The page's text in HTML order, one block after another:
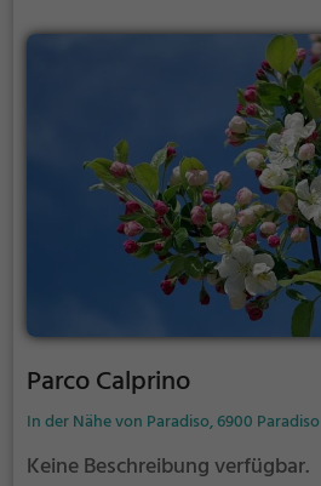
Parco Calprino
In der Nähe von Paradiso, 6900 Paradiso
Keine Beschreibung verfügbar.